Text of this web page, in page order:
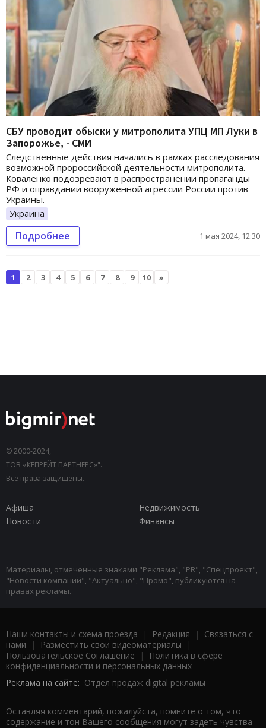
СБУ проводит обыски у митрополита УПЦ МП Луки в
Запорожье, - СМИ
Следственные действия начались в рамках расследования
возможной пророссийской деятельности митрополита.
Коваленко подозревают в распространении пропаганды
РФ и оправдании вооруженной агрессии России против
Украины.
Украина
Подробнее 1 мая 2024, 12:30
1 2 3 4 5 6 7 8 9 10 »
© 2000-2024,
ТОВ «КЕПРЕЙТ ПАРТНЕРС»".
Все права защищены.
Афиша
Недвижимость
Новости
Финансы
Материалы, отмеченные знаками "Реклама", "PR", "Спецпроект",
"Новости компаний", "Актуально", "Промо", публикуются на
правах рекламы.
Наши контакты и схема проезда | Редакция | Связаться с
нами | Разместить свои видеоматериалы |
Пользовательское Соглашение |
Политика в сфере
конфиденциальности и персональных данных
Реклама на сайте: Отдел продаж digital рекламы
Оставляя комментарий, пожалуйста, помните о том, что
содержание и тон Вашего сообщения могут задеть чувства